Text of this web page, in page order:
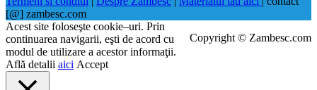
[@] zambesc.com
Copyright © Zambesc.com
Acest site foloseşte cookie–uri. Prin
continuarea navigarii, eşti de acord cu
modul de utilizare a acestor informaţii.
Află detalii aici Accept